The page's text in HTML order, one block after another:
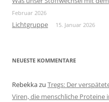
Februar 2026
Lichtgruppe 15. Januar 2026
NEUESTE KOMMENTARE
Rebekkazu Tregs: Der
Viren, die menschliche